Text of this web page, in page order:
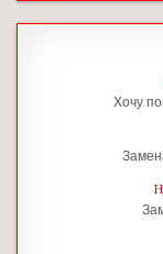
Хочу